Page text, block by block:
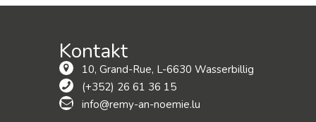
Kontakt
10, Grand-Rue, L-6630 Wasserbillig
(+352) 26 61 36 15
info@remy-an-noemie.lu